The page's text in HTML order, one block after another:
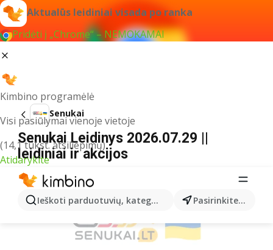
Aktualūs leidiniai visada po ranka
Pridėti į „Chrome“ – NEMOKAMAI
Kimbino programėlė
Visi pasiūlymai vienoje vietoje
(14,1 tūkst. atsiliepimų)
Atidarykite
Ieškoti parduotuvių, kategorijų, produktų... Pasirinkite miestą
Senukai
Senukai Leidinys 2026.07.29 ||
leidiniai ir akcijos